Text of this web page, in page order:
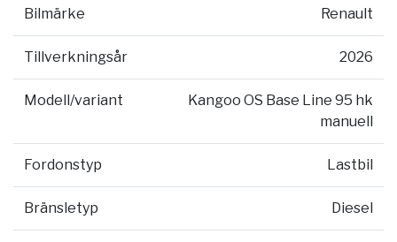
Bilmärke Renault
Tillverkningsår 2026
Modell/variant
Kangoo OS Base Line 95 hk
manuell
Fordonstyp Lastbil
Bränsletyp Diesel